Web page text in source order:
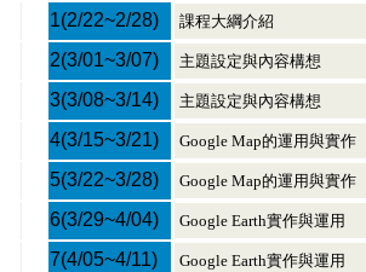
1(2/22~2/28) 課程大綱介紹
2(3/01~3/07) 主題設定與內容構想
3(3/08~3/14) 主題設定與內容構想
4(3/15~3/21) Google Map的運用與實作
5(3/22~3/28) Google Map的運用與實作
6(3/29~4/04) Google Earth實作與運用
7(4/05~4/11) Google Earth實作與運用